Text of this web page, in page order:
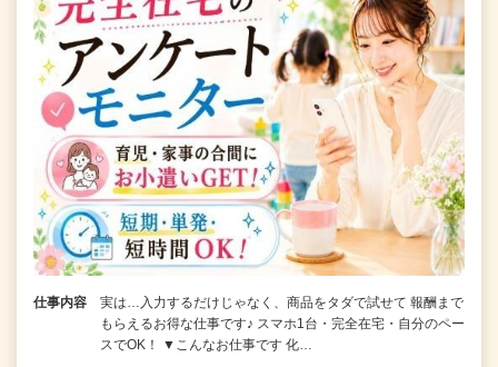
仕事内容
実は…入力するだけじゃなく、商品をタダで試せて 報酬まで
もらえるお得な仕事です♪ スマホ1台・完全在宅・自分のペー
スでOK！ ▼こんなお仕事です 化…